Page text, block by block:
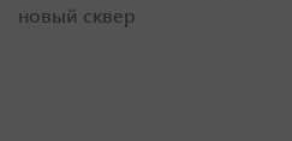
новый сквер